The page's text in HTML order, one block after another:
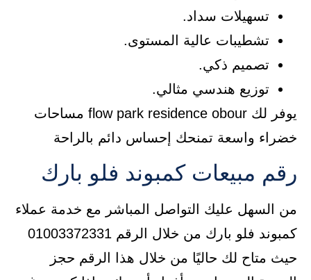
تسهيلات سداد.
تشطيبات عالية المستوى.
تصميم ذكي.
توزيع هندسي مثالي.
يوفر لك flow park residence obour مساحات
خضراء واسعة تمنحك إحساس دائم بالراحة
رقم مبيعات كمبوند فلو بارك
من السهل عليك التواصل المباشر مع خدمة عملاء
كمبوند فلو بارك من خلال الرقم 01003372331
حيث متاح لك حاليًا من خلال هذا الرقم حجز